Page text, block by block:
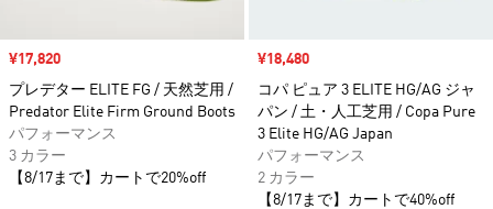
セール価格
¥17,820
プレデター ELITE FG / 天然芝用 /
Predator Elite Firm Ground Boots
パフォーマンス
3 カラー
【8/17まで】カートで20%off
セール価格
¥18,480
コパ ピュア 3 ELITE HG/AG ジャ
パン / 土・人工芝用 / Copa Pure
3 Elite HG/AG Japan
パフォーマンス
2 カラー
【8/17まで】カートで40%off